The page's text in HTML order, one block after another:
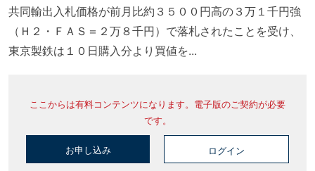
共同輸出入札価格が前月比約３５００円高の３万１千円強
（Ｈ２・ＦＡＳ＝２万８千円）で落札されたことを受け、
東京製鉄は１０日購入分より買値を...
ここからは有料コンテンツになります。電子版のご契約が必要
です。
お申し込み ログイン